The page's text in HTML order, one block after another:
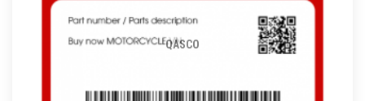
QASCO